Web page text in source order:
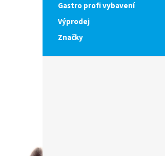
Gastro profi vybavení
Výprodej
Značky